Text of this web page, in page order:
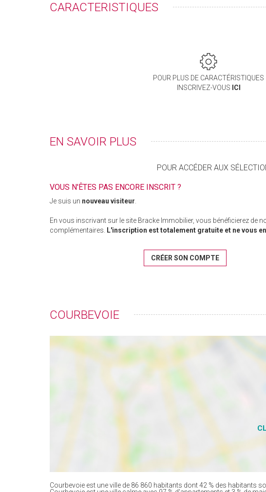
CARACTERISTIQUES
POUR PLUS DE CARACTÉRISTIQUES
INSCRIVEZ-VOUS ICI
EN SAVOIR PLUS
POUR ACCÉDER AUX
VOUS N'ÊTES PAS ENCORE INSCRIT ?
Je suis un nouveau visiteur.
En vous inscrivant sur le site Bracke Immobilier, vous bénéficierez de
complémentaires. L'inscription est totalement gratuite et ne vous
CRÉER SON COMPTE
COURBEVOIE
Courbevoie est une ville de 86 860 habitants dont 42 % des habitants